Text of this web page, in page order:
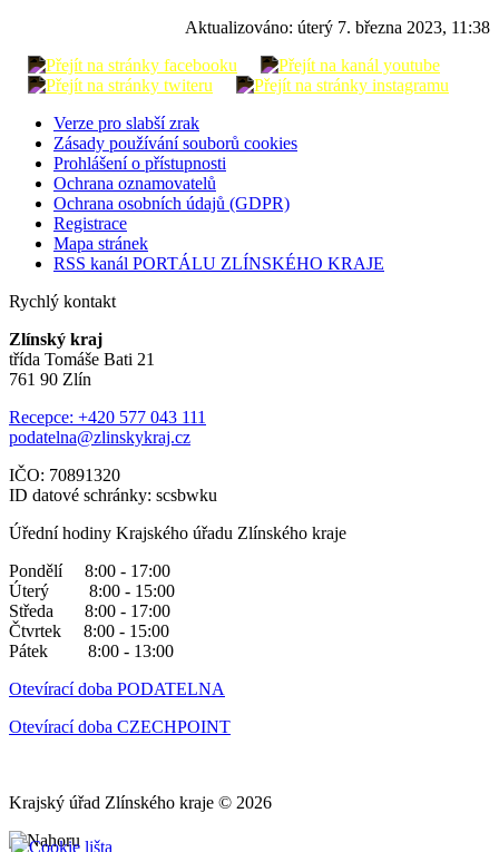
Aktualizováno: úterý 7. března 2023, 11:38
Verze pro slabší zrak
Zásady používání souborů cookies
Prohlášení o přístupnosti
Ochrana oznamovatelů
Ochrana osobních údajů (GDPR)
Registrace
Mapa stránek
RSS kanál PORTÁLU ZLÍNSKÉHO KRAJE
Rychlý kontakt
Zlínský kraj
třída Tomáše Bati 21
761 90 Zlín
Recepce: +420 577 043 111
podatelna@zlinskykraj.cz
IČO: 70891320
ID datové schránky: scsbwku
Úřední hodiny Krajského úřadu Zlínského kraje
Pondělí 8:00 - 17:00
Úterý 8:00 - 15:00
Středa 8:00 - 17:00
Čtvrtek 8:00 - 15:00
Pátek 8:00 - 13:00
Otevírací doba PODATELNA
Otevírací doba CZECHPOINT
Krajský úřad Zlínského kraje © 2026